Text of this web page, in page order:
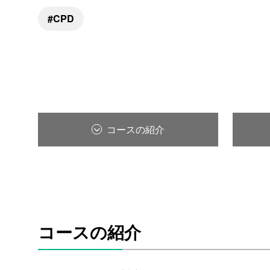
CPD
コースの紹介
コースの紹介